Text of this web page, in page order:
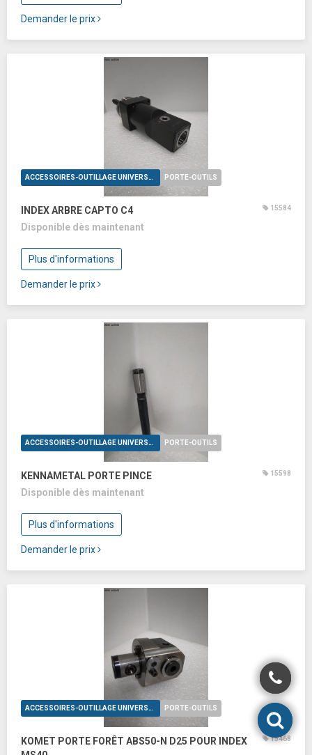
Demander le prix
ACCESSOIRES-OUTILLAGE UNIVERSELS PORTE-OUTILS
INDEX ARBRE CAPTO C4 15584
Disponible dès maintenant
Plus d'informations
Demander le prix
ACCESSOIRES-OUTILLAGE UNIVERSELS PORTE-OUTILS
KENNAMETAL PORTE PINCE 15598
Disponible dès maintenant
Plus d'informations
Demander le prix
ACCESSOIRES-OUTILLAGE UNIVERSELS PORTE-OUTILS
KOMET PORTE FORÊT ABS50-N D25 POUR INDEX
15468